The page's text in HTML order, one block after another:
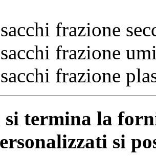
frazione
frazione
frazione
si termina la
si